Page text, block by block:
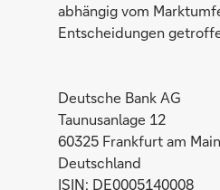
abhängig vom
Entscheidungen
Deutsche Bank AG
Taunusanlage 12
60325 Frankfurt am Main
Deutschland
ISIN: DE0005140008